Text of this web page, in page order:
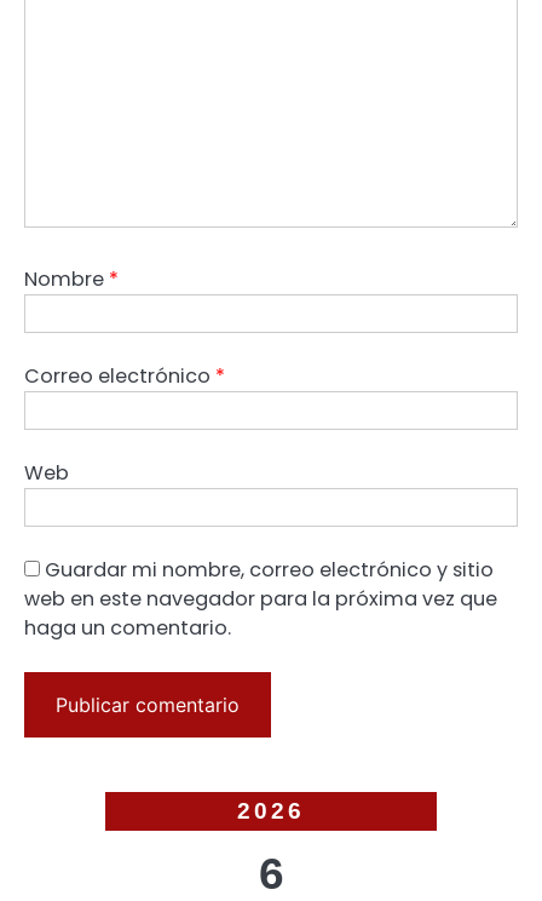
Nombre *
Correo electrónico *
Web
Guardar mi nombre, correo electrónico y sitio
web en este navegador para la próxima vez que
haga un comentario.
2026
6